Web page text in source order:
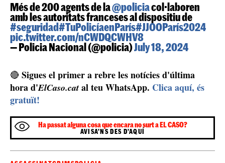
Més de 200 agents de la@policiacol·laboren
amb les autoritats franceses al dispositiu de
#seguridad#TuPolicíaenParís#JJOOParís2024
pic.twitter.com/nCWDQCWHV8
— Policia Nacional (@policia)July 18, 2024
🔴 Sigues el primer a rebre les notícies d'última
hora d'ElCaso.cat al teu WhatsApp. Clica aquí, és
gratuït!
Ha passat alguna cosa que encara no surt a EL CASO?
AVISA'NS DES D'AQUÍ